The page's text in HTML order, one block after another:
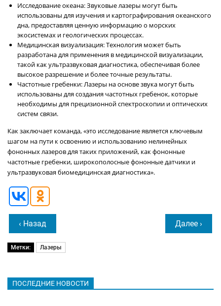
Исследование океана: Звуковые лазеры могут быть
использованы для изучения и картографирования океанского
дна, предоставляя ценную информацию о морских
экосистемах и геологических процессах.
Медицинская визуализация: Технология может быть
разработана для применения в медицинской визуализации,
такой как ультразвуковая диагностика, обеспечивая более
высокое разрешение и более точные результаты.
Частотные гребенки: Лазеры на основе звука могут быть
использованы для создания частотных гребенок, которые
необходимы для прецизионной спектроскопии и оптических
систем связи.
Как заключает команда, «это исследование является ключевым
шагом на пути к освоению и использованию нелинейных
фононных лазеров для таких приложений, как фононные
частотные гребенки, широкополосные фононные датчики и
ультразвуковая биомедицинская диагностика».
‹ Назад Далее ›
Метки: Лазеры
ПОСЛЕДНИЕ НОВОСТИ